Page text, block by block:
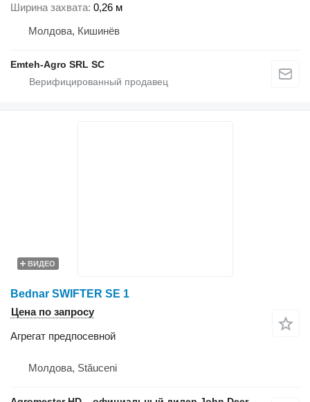
Ширина захвата 0,26 м
Молдова, Кишинёв
Emteh-Agro SRL SC
ВИДЕО
Bednar SWIFTER SE 1
Цена по запросу
Агрегат предпосевной
Молдова, Stăuceni